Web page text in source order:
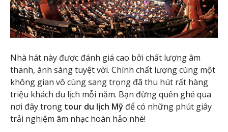
Nhà hát này được đánh giá cao bởi chất lượng âm
thanh, ánh sáng tuyệt vời. Chính chất lượng cùng một
không gian vô cùng sang trọng đã thu hút rất hàng
triệu khách du lịch mỗi năm. Bạn đừng quên ghé qua
nơi đây trong tour du lịch Mỹ để có những phút giây
trải nghiệm âm nhạc hoàn hảo nhé!